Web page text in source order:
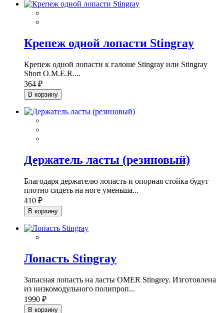
Крепеж одной лопасти Stingray
Крепеж одной лопасти к галоше Stingray или Stingray
Short O.M.E.R....
364 ₽
В корзину
Держатель ласты (резиновый)
Благодаря держателю лопасть и опорная стойка будут
плотно сидеть на ноге уменьша...
410 ₽
В корзину
Лопасть Stingray
Запасная лопасть на ласты OMER Stingrey. Изготовлена
из низкомодульного полипроп...
1990 ₽
В корзину